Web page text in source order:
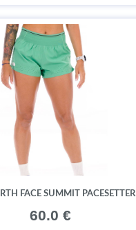
FACE SUMMIT PACESETTER
60.0 €